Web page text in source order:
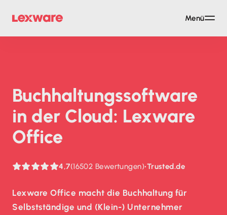
Buch­haltungs­soft­ware
in der Cloud: Lexware
Office
4,7(16502 Bewertungen)•Trusted.de
Lexware Office macht die Buchhaltung für
Selbstständige und (Klein-) Unternehmer
Menü